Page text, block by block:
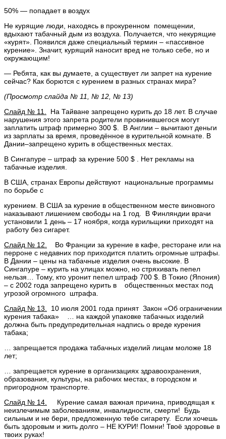
50% — попадает в воздух
Не курящие люди, находясь в прокуренном помещении,
вдыхают табачный дым из воздуха. Получается, что некурящие
«курят». Появился даже специальный термин – «пассивное
курение». Значит, курящий наносит вред не только себе, но и
окружающим!
— Ребята, как вы думаете, а существует ли запрет на курение
сейчас? Как борются с курением в разных странах мира?
(Просмотр слайда № 11, № 12, № 13)
Слайд № 11.
На Тайване запрещено курить до 18 лет. В случае
нарушения этого запрета родители провинившегося могут
заплатить штраф примерно 300 $. В Англии – вычитают деньги
из зарплаты за время, проведённое в курительной комнате. В
Дании–запрещено курить в общественных местах.
В Сингапуре – штраф за курение 500 $ . Нет рекламы на
табачные изделия.
В США, странах Европы действуют национальные программы
по борьбе с
курением. В США за курение в общественном месте виновного
наказывают лишением свободы на 1 год. В Финляндии врачи
установили 1 день – 17 ноября, когда курильщики приходят на
работу без сигарет.
Слайд № 12.
Во Франции за курение в кафе, ресторане или на
перроне с недавних пор приходится платить огромные штрафы.
В Дании – цены на табачные изделия очень высокие. В
Сингапуре – курить на улицах можно, но стряхивать пепел
нельзя… Тому, кто уронит пепел штраф 700 $. В Токио (Япония)
– с 2002 года запрещено курить в общественных местах под
угрозой огромного штрафа.
Слайд № 13.
10 июля 2001 года принят Закон «Об ограничении
курения табака» … на каждой упаковке табачных изделий
должна быть предупредительная надпись о вреде курения
табака;
… запрещается продажа табачных изделий лицам моложе 18
лет;
… запрещается курение в организациях здравоохранения,
образования, культуры, на рабочих местах, в городском и
пригородном транспорте.
Слайд № 14.
Курение самая важная причина, приводящая к
неизлечимым заболеваниям, инвалидности, смерти! Будь
сильным и не бери, предложенную тебе сигарету. Если хочешь
быть здоровым и жить долго – НЕ КУРИ! Помни! Твоё здоровье в
твоих руках!